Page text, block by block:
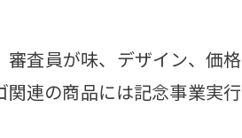
査員が味、デザイン、価格
連の商品には記念事業実行